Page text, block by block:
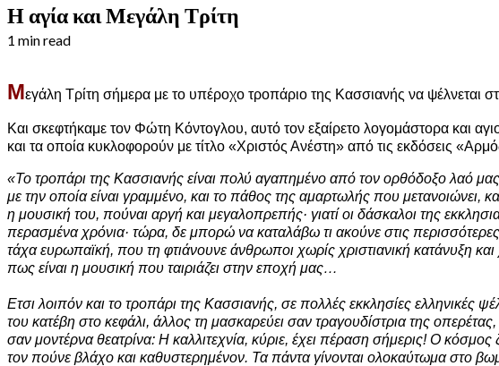
Η αγία και Μεγάλη Τρίτη
1 min read
Μεγάλη Τρίτη σήμερα με το υπέροχο τροπάριο της Κασσιανής να ψέλνεται
Και σκεφτήκαμε τον Φώτη Κόντογλου, αυτό τον εξαίρετο λογομάστορα και
και τα οποία κυκλοφορούν με τίτλο «Χριστός Ανέστη» από τις εκδόσεις
«Το τροπάρι της Κασσιανής είναι πολύ αγαπημένο από τον ορθόδοξο λαό
με την οποία είναι γραμμένο, και το πάθος της αμαρτωλής που
η μουσική του, πούναι αργή και μεγαλοπρεπής· γιατί οι δάσκαλοι της
περασμένα χρόνια· τώρα, δε μπορώ να καταλάβω τι ακούνε στις
τάχα ευρωπαϊκή, που τη φτιάνουνε άνθρωποι χωρίς χριστιανική κατάνυξη
πως είναι η μουσική που ταιριάζει στην εποχή μας…
Ετσι λοιπόν και το τροπάρι της Κασσιανής, σε πολλές εκκλησίες ελληνικές
του κατέβη στο κεφάλι, άλλος τη μασκαρεύει σαν τραγουδίστρια της
σαν μοντέρνα θεατρίνα: Η καλλιτεχνία, κύριε, έχει πέραση σήμερις! Ο κόσμος
τον πούνε βλάχο και καθυστερημένον. Τα πάντα γίνονται ολοκαύτωμα στο